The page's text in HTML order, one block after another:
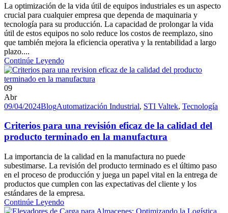
La optimización de la vida útil de equipos industriales es un aspecto
crucial para cualquier empresa que dependa de maquinaria y
tecnología para su producción. La capacidad de prolongar la vida
útil de estos equipos no solo reduce los costos de reemplazo, sino
que también mejora la eficiencia operativa y la rentabilidad a largo
plazo....
Continúe Leyendo
09
Abr
09/04/2024BlogAutomatización Industrial, STI Valtek, Tecnología
Criterios para una revisión eficaz de la calidad del
producto terminado en la manufactura
La importancia de la calidad en la manufactura no puede
subestimarse. La revisión del producto terminado es el último paso
en el proceso de producción y juega un papel vital en la entrega de
productos que cumplen con las expectativas del cliente y los
estándares de la empresa.
Continúe Leyendo